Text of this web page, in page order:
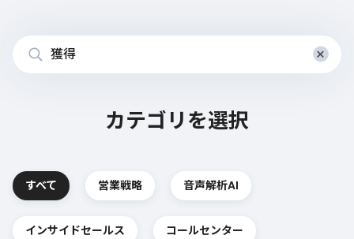
×
カテゴリを選択
すべて 営業戦略 音声解析AI
インサイドセールス コールセンター